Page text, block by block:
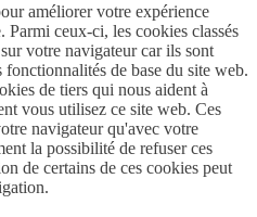
améliorer votre expérience
Parmi ceux-ci, les cookies classés
votre navigateur car ils sont
de base du site web.
de tiers qui nous aident à
vous utilisez ce site web. Ces
navigateur qu'avec votre
la possibilité de refuser ces
de certains de ces cookies peut